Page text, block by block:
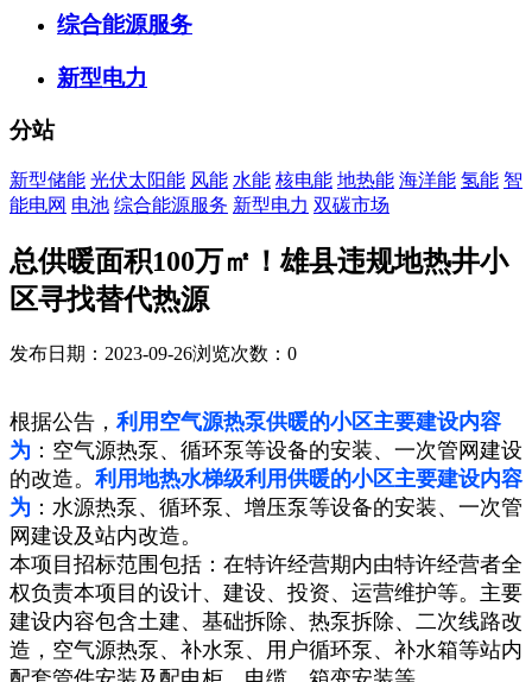
综合能源服务
新型电力
分站
新型储能 光伏太阳能 风能 水能 核电能 地热能 海洋能 氢能 智
能电网 电池 综合能源服务 新型电力 双碳市场
总供暖面积100万㎡！雄县违规地热井小
区寻找替代热源
发布日期：2023-09-26浏览次数： 0
根据公告，利用空气源热泵供暖的小区主要建设内容
为 ：空气源热泵、循环泵等设备的安装、一次管网建设
的改造。利用地热水梯级利用供暖的小区主要建设内容
为 ：水源热泵、循环泵、增压泵等设备的安装、一次管
网建设及站内改造。
本项目招标范围包括：在特许经营期内由特许经营者全
权负责本项目的设计、建设、投资、运营维护等。主要
建设内容包含土建、基础拆除、热泵拆除、二次线路改
造，空气源热泵、补水泵、用户循环泵、补水箱等站内